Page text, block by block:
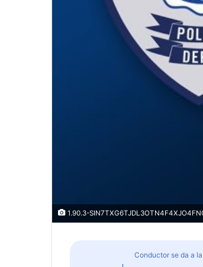
1.90.3-
Conductor se da a